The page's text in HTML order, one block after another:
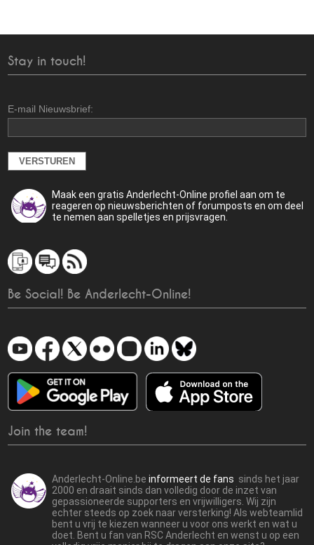
Stay in touch!
E-mail Nieuwsbrief:
Maak een gratis Anderlecht-Online profiel aan om te
reageren op nieuwsberichten of forumposts en om deel
te nemen aan spelletjes en prijsvragen.
Be Social! Be Anderlecht-Online!
Join the team!
Anderlecht-Online.beinformeert de fans sinds het jaar
2000 en draait sinds dan volledig door de inzet van
gepassioneerde supporters en vrijwilligers. Wij zijn
echter steeds op zoek naar versterking! Als webteamlid
bent u vrij te kiezen wanneer u voor ons werkt en wat u
doet. Bent u fan van RSC Anderlecht en wenst u op een